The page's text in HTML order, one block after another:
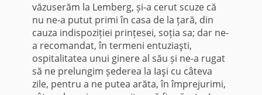
văzuserăm la Lemberg, și-a cerut scuze că
nu ne-a putut primi în casa de la țară, din
cauza indispoziției prințesei, soția sa; dar ne-
a recomandat, în termeni entuziaşti,
ospitalitatea unui ginere al său și ne-a rugat
să ne prelungim șederea la Iaşi cu câteva
zile, pentru a ne putea arăta, în împrejurimi,